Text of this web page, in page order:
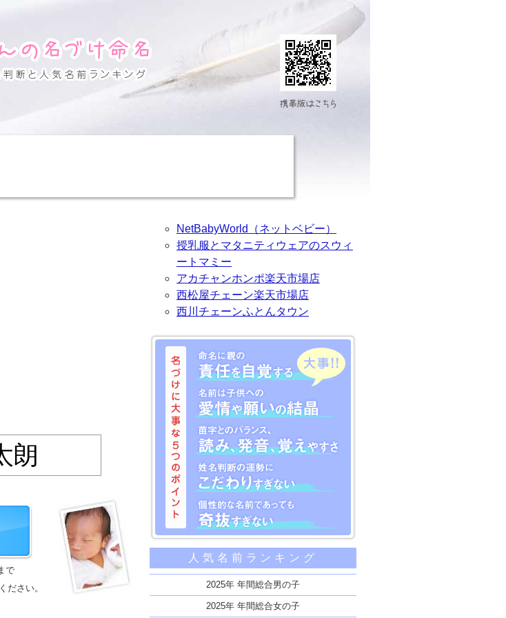
で
ださい。
NetBabyWorld（ネットベビー）
授乳服とマタニティウェアのスウィ
ートマミー
アカチャンホンポ楽天市場店
西松屋チェーン楽天市場店
西川チェーンふとんタウン
名づけに大事な5つのポイント
命名に親の責任を自覚する
名前は子供への愛情や願いの結晶
苗字とのバランス、読み、発音、覚えやすさ
姓名判断の運勢にこだわりすぎない
人気名前ランキング
2025年 年間総合男の子
2025年 年間総合女の子